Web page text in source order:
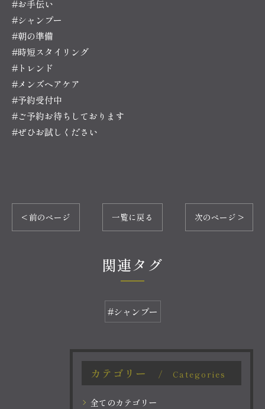
#お手伝い
#シャンプー
#朝の準備
#時短スタイリング
#トレンド
#メンズヘアケア
#予約受付中
#ご予約お待ちしております
#ぜひお試しください
< 前のページ 一覧に戻る 次のページ >
関連タグ
#シャンプー
カテゴリー Categories
全てのカテゴリー